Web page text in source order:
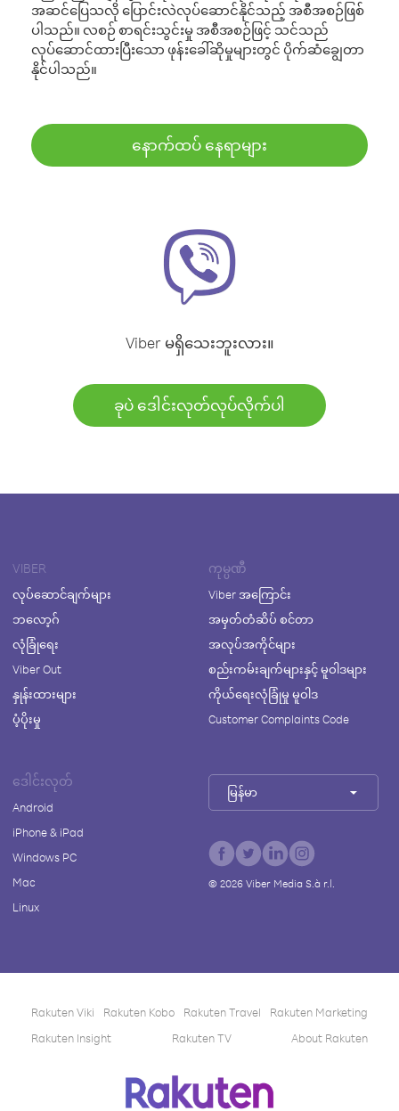
အဆင်ပြေသလို ပြောင်းလဲလုပ်ဆောင်နိုင်သည့် အစီအစဉ်ဖြစ်
ပါသည်။ လစဉ် စာရင်းသွင်းမှု အစီအစဉ်ဖြင့် သင်သည်
လုပ်ဆောင်ထားပြီးသော ဖုန်းခေါ်ဆိုမှုများတွင် ပိုက်ဆံချွေတာ
နိုင်ပါသည်။
နောက်ထပ် နေရာများ
Viber မရှိသေးဘူးလား။
ခုပဲ ဒေါင်းလုတ်လုပ်လိုက်ပါ
VIBER
လုပ်ဆောင်ချက်များ
ဘလော့ဂ်
လုံခြုံရေး
Viber Out
နှုန်းထားများ
ပံ့ပိုးမှု
ကုမ္ပဏီ
Viber အကြောင်း
အမှတ်တံဆိပ် စင်တာ
အလုပ်အကိုင်များ
စည်းကမ်းချက်များနှင့် မူဝါဒများ
ကိုယ်ရေးလုံခြုံမှု မူဝါဒ
Customer Complaints Code
ဒေါင်းလုတ်
Android
iPhone & iPad
Windows PC
Mac
Linux
မြန်မာ
© 2026Viber Media S.à r.l.
Rakuten Viki Rakuten Kobo Rakuten Travel
Rakuten Marketing
Rakuten Insight
Rakuten TV About Rakuten